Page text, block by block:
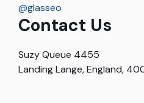
@glasseo
Contact Us
Suzy Queue 4455
Landing Lange, England,